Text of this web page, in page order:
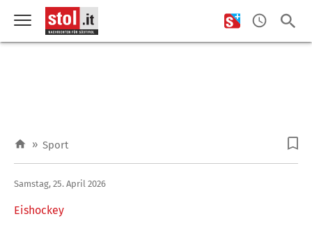
» Sport
Eishockey
Samstag, 25. April 2026